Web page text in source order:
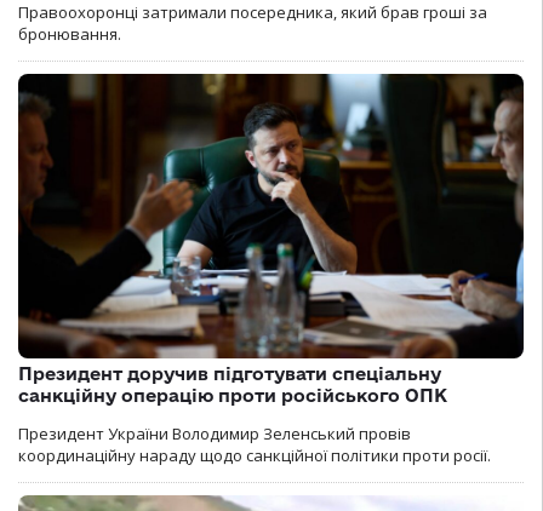
Правоохоронці затримали посередника, який брав гроші за
бронювання.
Президент доручив підготувати спеціальну
санкційну операцію проти російського ОПК
Президент України Володимир Зеленський провів
координаційну нараду щодо санкційної політики проти росії.